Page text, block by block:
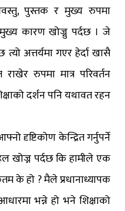
पुस्तक र मुख्य रुपमा
कारण खोज्नु पर्दछ । जे
अत्तर्यमा गएर हेर्दा खासै
रुपमा मात्र परिवर्तन
दर्शन पनि यथावत रहन
दृष्टिकोण केन्द्रित गर्नुपर्ने
खोज्न पर्दछ कि हामीले एक
के हो ? मैले प्रधानाध्यापक
भन्ने हो भने शिक्षाको